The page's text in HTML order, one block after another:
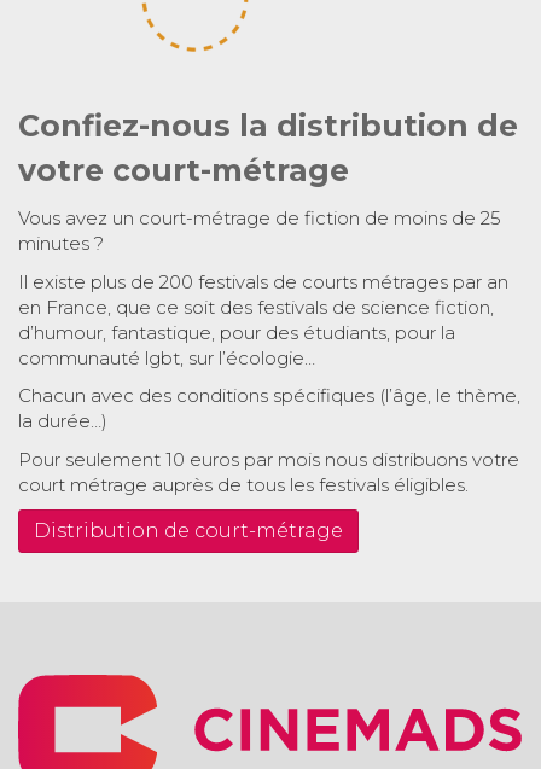
Confiez-nous la distribution de
votre court-métrage
Vous avez un court-métrage de fiction de moins de 25
minutes ?
Il existe plus de 200 festivals de courts métrages par an
en France, que ce soit des festivals de science fiction,
d’humour, fantastique, pour des étudiants, pour la
communauté lgbt, sur l’écologie…
Chacun avec des conditions spécifiques (l’âge, le thème,
la durée…)
Pour seulement 10 euros par mois nous distribuons votre
court métrage auprès de tous les festivals éligibles.
Distribution de court-métrage